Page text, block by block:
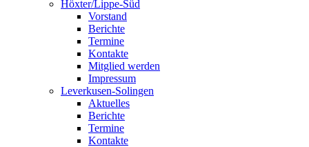
Höxter/Lippe-Süd
Vorstand
Berichte
Termine
Kontakte
Mitglied werden
Impressum
Leverkusen-Solingen
Aktuelles
Berichte
Termine
Kontakte